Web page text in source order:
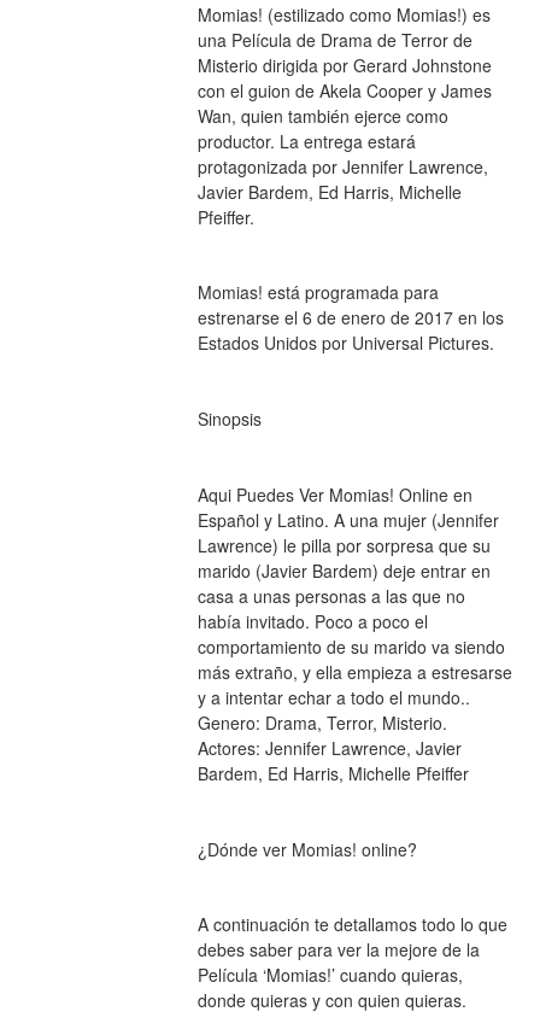
Momias! (estilizado como Momias!) es
una Película de Drama de Terror de
Misterio dirigida por Gerard Johnstone
con el guion de Akela Cooper y James
Wan, quien también ejerce como
productor. La entrega estará
protagonizada por Jennifer Lawrence,
Javier Bardem, Ed Harris, Michelle
Pfeiffer.
Momias! está programada para
estrenarse el 6 de enero de 2017 en los
Estados Unidos por Universal Pictures.
Sinopsis
Aqui Puedes Ver Momias! Online en
Español y Latino. A una mujer (Jennifer
Lawrence) le pilla por sorpresa que su
marido (Javier Bardem) deje entrar en
casa a unas personas a las que no
había invitado. Poco a poco el
comportamiento de su marido va siendo
más extraño, y ella empieza a estresarse
y a intentar echar a todo el mundo..
Genero: Drama, Terror, Misterio.
Actores: Jennifer Lawrence, Javier
Bardem, Ed Harris, Michelle Pfeiffer
¿Dónde ver Momias! online?
A continuación te detallamos todo lo que
debes saber para ver la mejore de la
Película ‘Momias!’ cuando quieras,
donde quieras y con quien quieras.